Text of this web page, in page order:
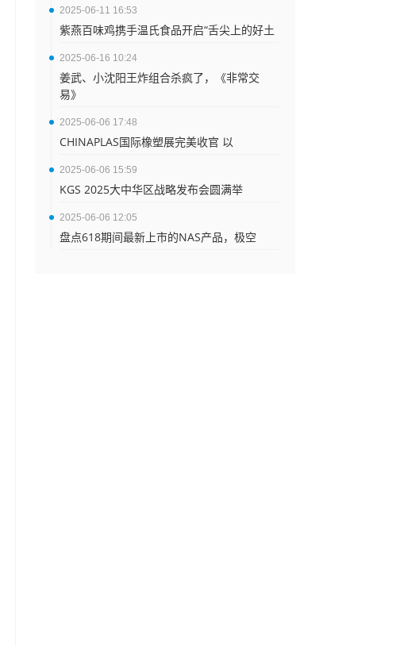
2025-06-11 16:53
紫燕百味鸡携手温氏食品开启“舌尖上的好土
2025-06-16 10:24
姜武、小沈阳王炸组合杀疯了，《非常交
易》
2025-06-06 17:48
CHINAPLAS国际橡塑展完美收官 以
2025-06-06 15:59
KGS 2025大中华区战略发布会圆满举
2025-06-06 12:05
盘点618期间最新上市的NAS产品，极空